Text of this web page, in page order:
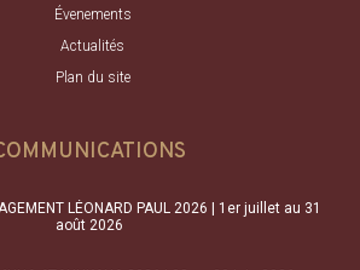
Évenements
Actualités
Plan du site
LÉONARD PAUL 2026 | 1er juillet au 31
août 2026